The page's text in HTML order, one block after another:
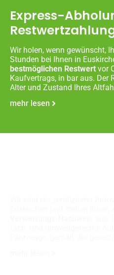
Express-
Wir holen, wenn gewünscht,
Stunden bei Ihnen in
bestmöglichen Restwert vor
Kaufvertrags, in bar aus. Der
Alter und Zustand Ihres
mehr lesen